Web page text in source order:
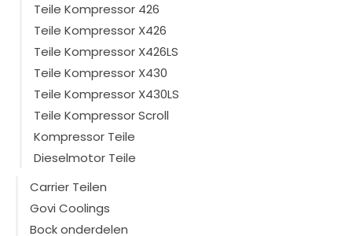
Teile Kompressor 426
Teile Kompressor X426
Teile Kompressor X426LS
Teile Kompressor X430
Teile Kompressor X430LS
Teile Kompressor Scroll
Kompressor Teile
Dieselmotor Teile
Carrier Teilen
Govi Coolings
Bock onderdelen